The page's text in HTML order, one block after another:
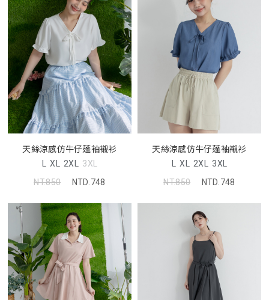
天絲涼感仿牛仔蓬袖襯衫
L XL 2XL 3XL
NT.850
NTD.748
天絲涼感仿牛仔蓬袖襯衫
L XL 2XL 3XL
NT.850
NTD.748